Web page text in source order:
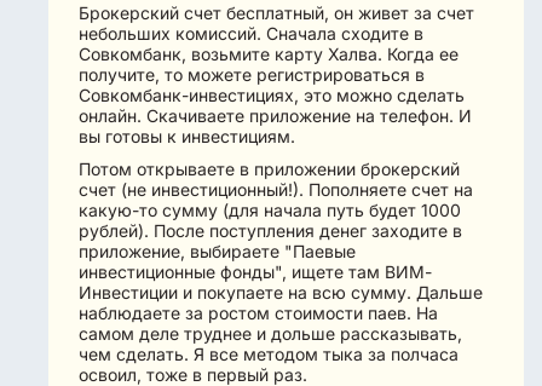
Брокерский счет бесплатный, он живет за счет
небольших комиссий. Сначала сходите в
Совкомбанк, возьмите карту Халва. Когда ее
получите, то можете регистрироваться в
Совкомбанк-инвестициях, это можно сделать
онлайн. Скачиваете приложение на телефон. И
вы готовы к инвестициям.
Потом открываете в приложении брокерский
счет (не инвестиционный!). Пополняете счет на
какую-то сумму (для начала путь будет 1000
рублей). После поступления денег заходите в
приложение, выбираете "Паевые
инвестиционные фонды", ищете там ВИМ-
Инвестиции и покупаете на всю сумму. Дальше
наблюдаете за ростом стоимости паев. На
самом деле труднее и дольше рассказывать,
чем сделать. Я все методом тыка за полчаса
освоил, тоже в первый раз.